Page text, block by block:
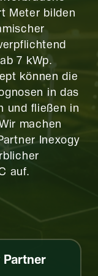
Meter bilden
7 kWp.
können die
in das
und fließen in
machen
Inexogy
auf.
Partner